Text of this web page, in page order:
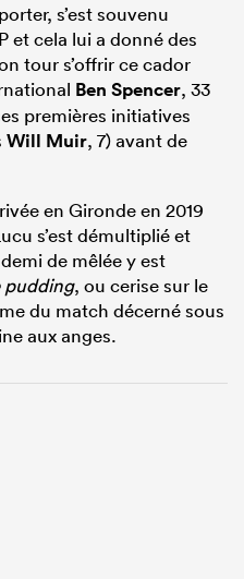
s’est souvenu
et cela lui a donné des
tour s’offrir ce cador
Ben Spencer, 33
premières initiatives
Will Muir, 7) avant de
en Gironde en 2019
s’est démultiplié et
de mêlée y est
pudding, ou cerise sur le
du match décerné sous
aux anges.